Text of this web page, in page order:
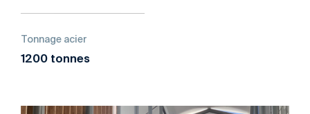
Tonnage acier
1200 tonnes